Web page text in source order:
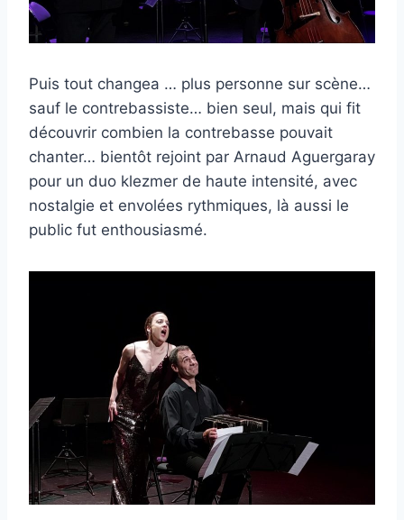
Puis tout changea … plus personne sur scène…
sauf le contrebassiste… bien seul, mais qui fit
découvrir combien la contrebasse pouvait
chanter… bientôt rejoint par Arnaud Aguergaray
pour un duo klezmer de haute intensité, avec
nostalgie et envolées rythmiques, là aussi le
public fut enthousiasmé.